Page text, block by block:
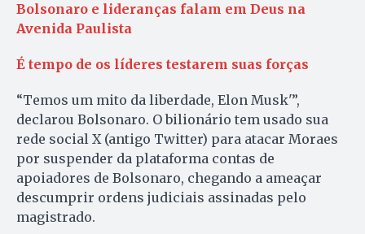
Bolsonaro e lideranças falam em Deus na
Avenida Paulista
É tempo de os líderes testarem suas forças
“Temos um mito da liberdade, Elon Musk'”,
declarou Bolsonaro. O bilionário tem usado sua
rede social X (antigo Twitter) para atacar Moraes
por suspender da plataforma contas de
apoiadores de Bolsonaro, chegando a ameaçar
descumprir ordens judiciais assinadas pelo
magistrado.